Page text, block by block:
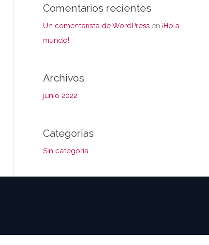
Comentarios recientes
Un comentarista de WordPressen ¡Hola,
mundo!
Archivos
junio 2022
Categorías
Sin categoría